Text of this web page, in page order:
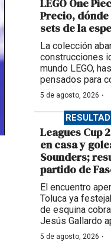
LEGO One
Precio,
sets de la
La colección
construcciones
mundo LEGO,
pensados para
5 de agosto, 2026 ·
Leagues Cup
en casa y
Sounders;
partido de
El encuentro
Toluca ya
de esquina
Jesús Gallardo
5 de agosto, 2026 ·